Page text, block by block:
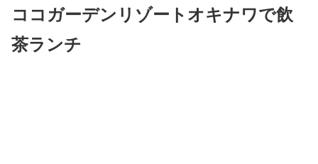
ココガーデンリゾートオキナワで飲
茶ランチ